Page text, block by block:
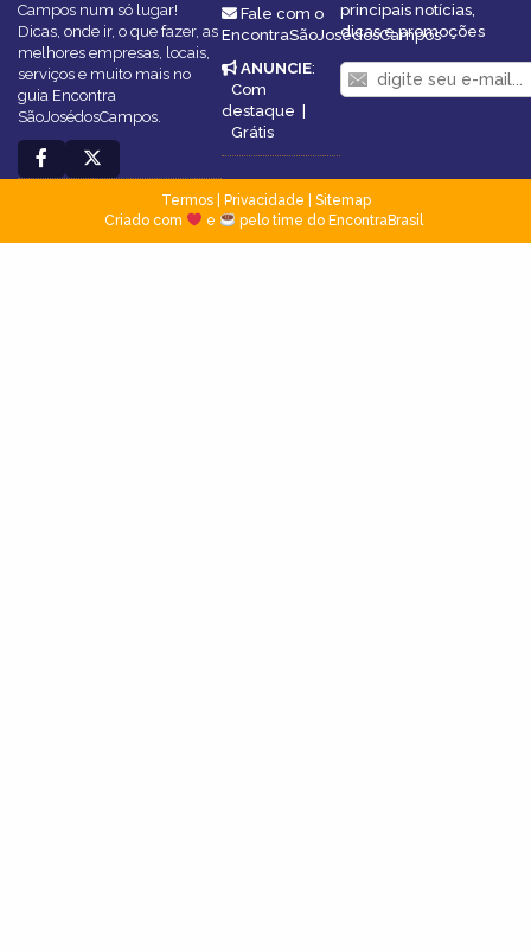
Campos num só lugar!
Dicas, onde ir, o que fazer, as
melhores empresas, locais,
serviços e muito mais no
guia Encontra
SãoJosédosCampos.
Fale com o
EncontraSãoJosédosCampos
ANUNCIE:
Com
destaque
Grátis
principais notícias,
dicas e promoções
Termos| Privacidade
Sitemap
Criado com
e pelo time do EncontraBrasil